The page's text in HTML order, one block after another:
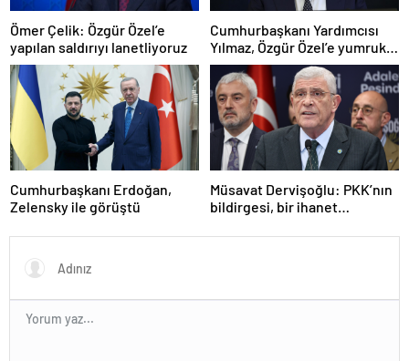
Ömer Çelik: Özgür Özel’e
yapılan saldırıyı lanetliyoruz
Cumhurbaşkanı Yardımcısı
Yılmaz, Özgür Özel’e yumruklu
saldırıyı kınadı
Cumhurbaşkanı Erdoğan,
Zelensky ile görüştü
Müsavat Dervişoğlu: PKK’nın
bildirgesi, bir ihanet